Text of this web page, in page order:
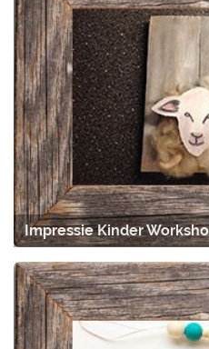
Impressie Kinder